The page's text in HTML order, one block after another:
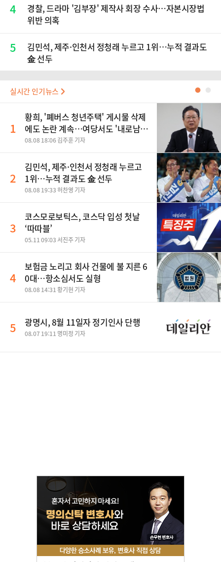
4
경찰, 드라마 '김부장' 제작사 회장 수사…자본시장법
위반 의혹
5
김민석, 제주·인천서 정청래 누르고 1위…누적 결과도
金 선두
실시간 인기뉴스 ●
1
황희, '폐버스 청년주택' 게시물 삭제
에도 논란 계속…여당서도 '내로남
불' 비판
08.08 18:06 김주훈 기자
2
김민석, 제주·인천서 정청래 누르고
1위…누적 결과도 金 선두
08.08 19:33 허찬영 기자
3
코스모로보틱스, 코스닥 입성 첫날
‘따따블’
05.11 09:03 서진주 기자
4
보험금 노리고 회사 건물에 불 지른 6
0대…항소심서도 실형
08.08 14:31 황기현 기자
5 광명시, 8월 11일자 정기인사 단행
08.07 19:11 명미정 기자